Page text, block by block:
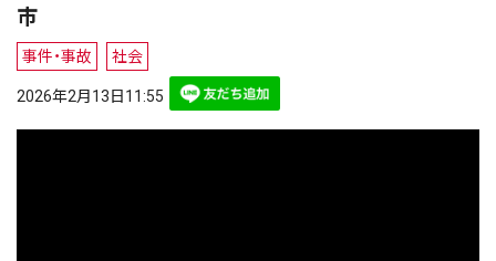
市
事件・事故 社会
2026年2月13日11:55